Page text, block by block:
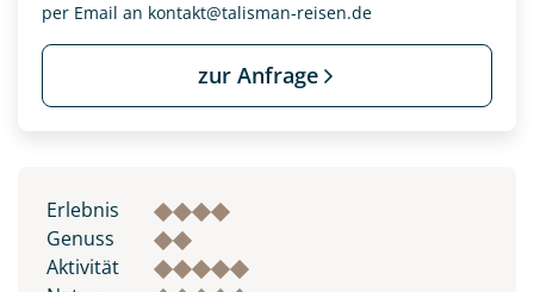
per Email an kontakt@talisman-reisen.de
zur Anfrage
Erlebnis
Genuss
Aktivität
Datenschutz & Transparenz ist uns sehr wichtig!
Kenntnis genommen und akzeptiert haben.